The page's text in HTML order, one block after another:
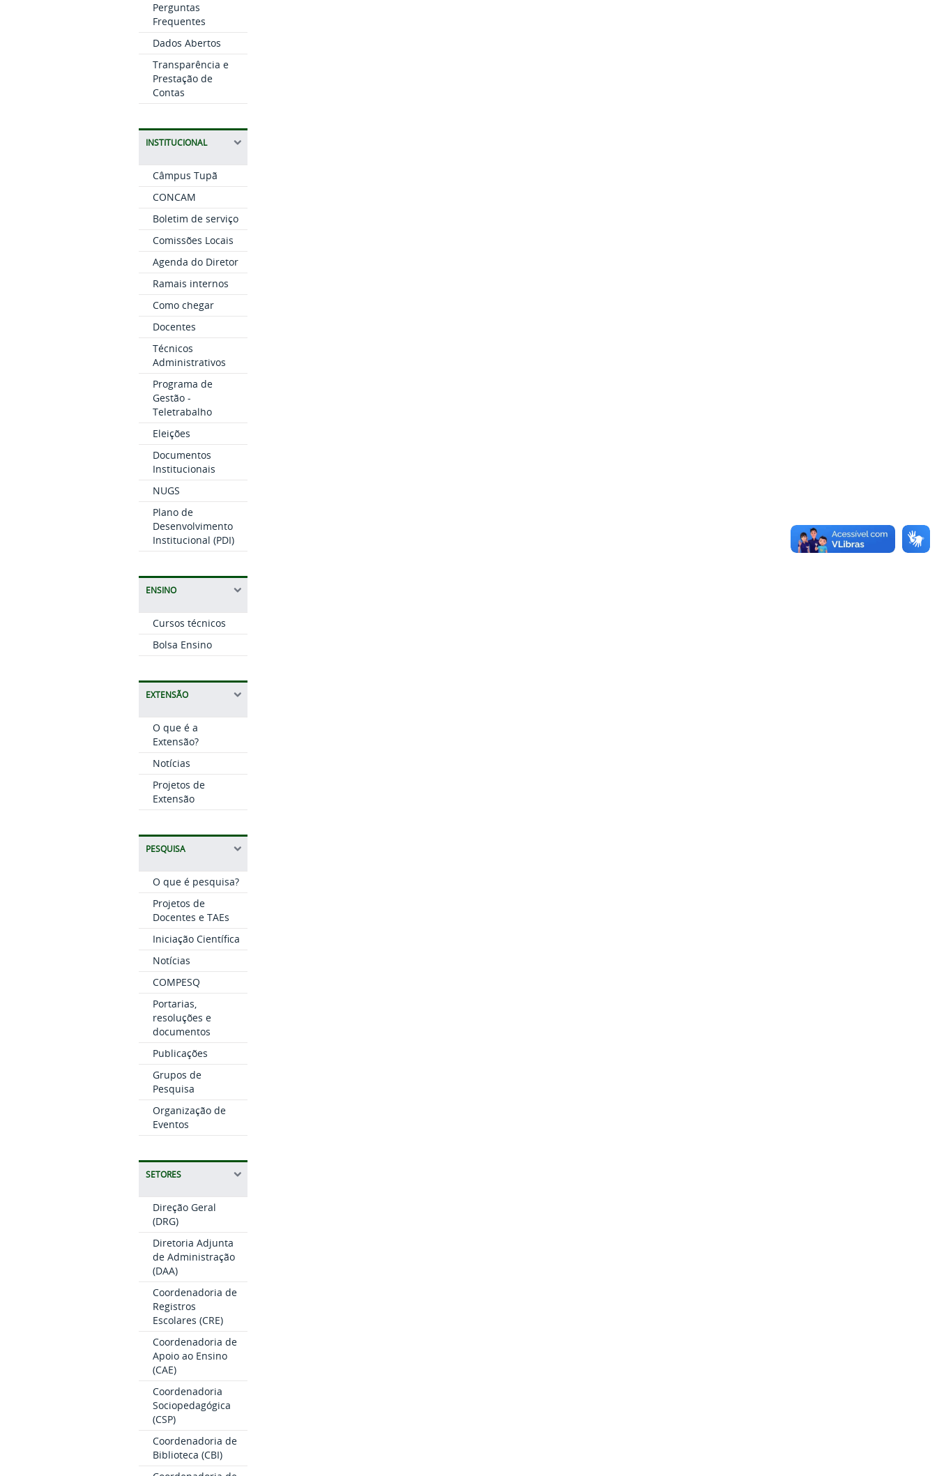
Perguntas
Frequentes
Dados Abertos
Transparência e
Prestação de
Contas
INSTITUCIONAL
Câmpus Tupã
CONCAM
Boletim de serviço
Comissões Locais
Agenda do Diretor
Ramais internos
Como chegar
Docentes
Técnicos
Administrativos
Programa de
Gestão -
Teletrabalho
Eleições
Documentos
Institucionais
NUGS
Plano de
Desenvolvimento
Institucional (PDI)
ENSINO
Cursos técnicos
Bolsa Ensino
EXTENSÃO
O que é a
Extensão?
Notícias
Projetos de
Extensão
PESQUISA
O que é pesquisa?
Projetos de
Docentes e TAEs
Iniciação Científica
Notícias
COMPESQ
Portarias,
resoluções e
documentos
Publicações
Grupos de
Pesquisa
Organização de
Eventos
SETORES
Direção Geral
(DRG)
Diretoria Adjunta
de Administração
(DAA)
Coordenadoria de
Registros
Escolares (CRE)
Coordenadoria de
Apoio ao Ensino
(CAE)
Coordenadoria
Sociopedagógica
(CSP)
Coordenadoria de
Biblioteca (CBI)